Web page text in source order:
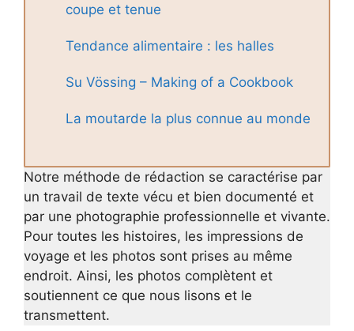
coupe et tenue
Tendance alimentaire : les halles
Su Vössing – Making of a Cookbook
La moutarde la plus connue au monde
Notre méthode de rédaction se caractérise par
un travail de texte vécu et bien documenté et
par une photographie professionnelle et vivante.
Pour toutes les histoires, les impressions de
voyage et les photos sont prises au même
endroit. Ainsi, les photos complètent et
soutiennent ce que nous lisons et le
transmettent.